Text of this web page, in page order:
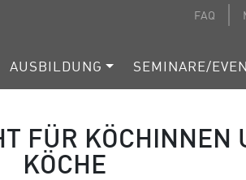
FAQ
AUSBILDUNG SEMINARE/
FÜR KÖCHINNEN
KÖCHE